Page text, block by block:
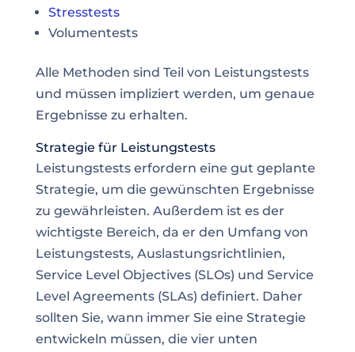
Stresstests
Volumentests
Alle Methoden sind Teil von Leistungstests
und müssen impliziert werden, um genaue
Ergebnisse zu erhalten.
Strategie für Leistungstests
Leistungstests erfordern eine gut geplante
Strategie, um die gewünschten Ergebnisse
zu gewährleisten. Außerdem ist es der
wichtigste Bereich, da er den Umfang von
Leistungstests, Auslastungsrichtlinien,
Service Level Objectives (SLOs) und Service
Level Agreements (SLAs) definiert. Daher
sollten Sie, wann immer Sie eine Strategie
entwickeln müssen, die vier unten